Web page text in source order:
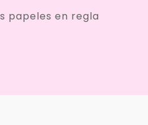
papeles en regla